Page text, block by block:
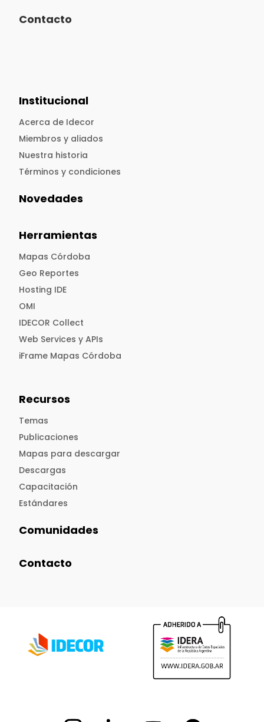
Contacto
Institucional
Acerca de Idecor
Miembros y aliados
Nuestra historia
Términos y condiciones
Novedades
Herramientas
Mapas Córdoba
Geo Reportes
Hosting IDE
OMI
IDECOR Collect
Web Services y APIs
iFrame Mapas Córdoba
Recursos
Temas
Publicaciones
Mapas para descargar
Descargas
Capacitación
Estándares
Comunidades
Contacto